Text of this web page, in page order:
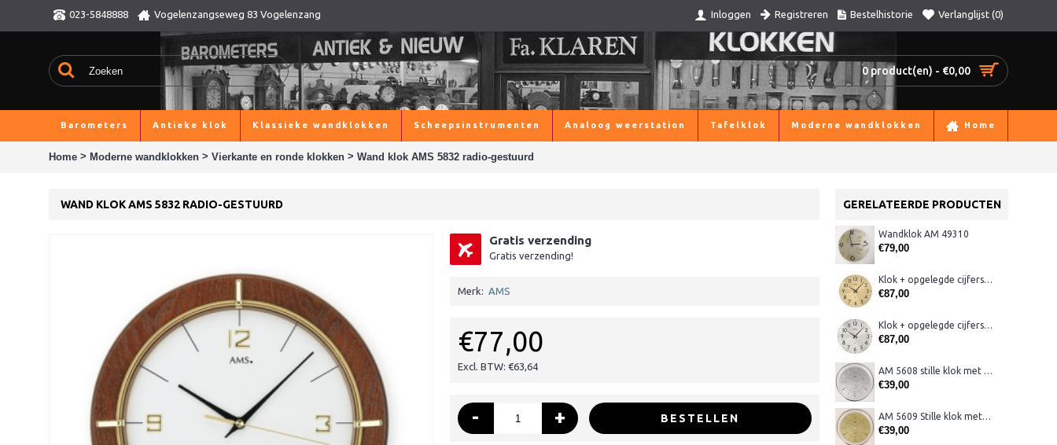
023-5848888 Vogelenzangseweg 83 Vogelenzang Inloggen Registreren Bestelhistorie Verlanglijst (0)
0 product(en) - €0,00
Barometers Antieke klok Klassieke wandklokken Scheepsinstrumenten Analoog weerstation Tafelklok Moderne wandklokken Home
Home > Moderne wandklokken > Vierkante en ronde klokken > Wand klok AMS 5832 radio-gestuurd
GERELATEERDE PRODUCTEN
Wandklok AM 49310
€79,00
Klok + opgelegde cijfers AM 45974, matmessing
€87,00
Klok + opgelegde cijfers AM 45973, matchroom
€87,00
AM 5608 stille klok met verlichting
€39,00
AM 5609 Stille klok met verlichting
€39,00
WAND KLOK AMS 5832 RADIO-GESTUURD
Gratis verzending
Gratis verzending!
Merk: AMS
€77,00
Excl. BTW: €63,64
- + BESTELLEN